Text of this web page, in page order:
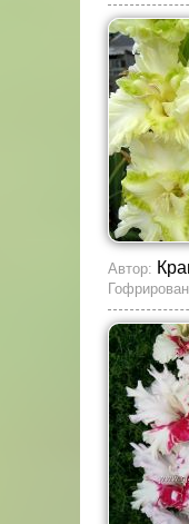
Автор: